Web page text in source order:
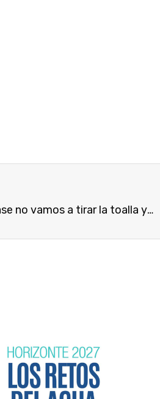
Miguel Martínez: «Los comuneros del trasvase no vamos a tirar la toalla y seguiremos apostando por nuestras tierras»